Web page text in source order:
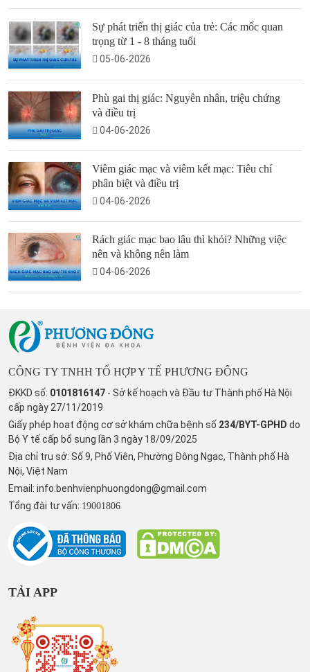
Sự phát triển thị giác của trẻ: Các mốc quan
trọng từ 1 - 8 tháng tuổi
05-06-2026
Phù gai thị giác: Nguyên nhân, triệu chứng
và điều trị
04-06-2026
Viêm giác mạc và viêm kết mạc: Tiêu chí
phân biệt và điều trị
04-06-2026
Rách giác mạc bao lâu thì khỏi? Những việc
nên và không nên làm
04-06-2026
CÔNG TY TNHH TỔ HỢP Y TẾ PHƯƠNG ĐÔNG
ĐKKD số: 0101816147 - Sở kế hoạch và Đầu tư Thành phố Hà Nội
cấp ngày 27/11/2019
Giấy phép hoạt động cơ sở khám chữa bệnh số 234/BYT-GPHD do
Bộ Y tế cấp bổ sung lần 3 ngày 18/09/2025
Địa chỉ trụ sở: Số 9, Phố Viên, Phường Đông Ngạc, Thành phố Hà
Nội, Việt Nam
Email: info.benhvienphuongdong@gmail.com
Tổng đài tư vấn: 19001806
TẢI APP